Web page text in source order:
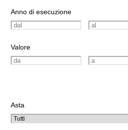
Anno di esecuzione
Valore
Asta